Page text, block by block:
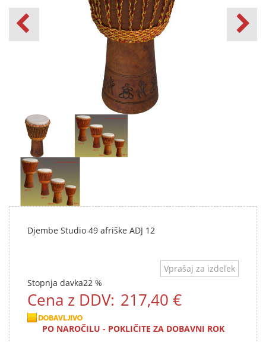
Djembe Studio 49 afriške ADJ 12
Vprašaj za izdelek
Stopnja davka22 %
Cena z DDV: 217,40 €
PO NAROČILU - POKLIČITE ZA DOBAVNI ROK